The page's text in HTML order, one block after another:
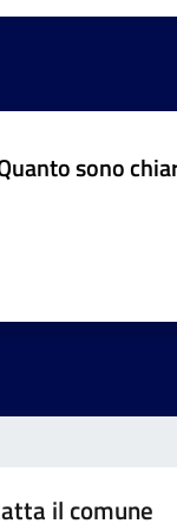
sono
il comune